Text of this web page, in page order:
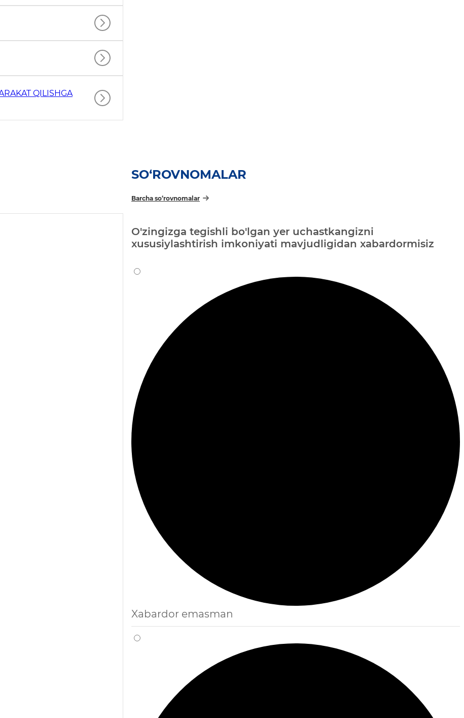
QILISHGA
SO‘ROVNOMALAR
Barcha so‘rovnomalar
O'zingizga tegishli bo'lgan yer uchastkangizni
xususiylashtirish imkoniyati mavjudligidan xabardormisiz
Xabardor emasman